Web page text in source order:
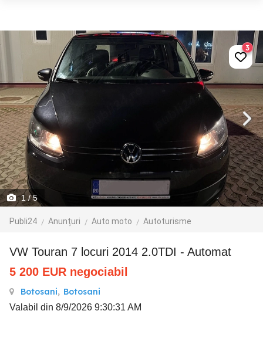
1/ 5
Publi24 Anunțuri Auto moto Autoturisme
3
VW Touran 7 locuri 2014 2.0TDI - Automat
5 200 EUR negociabil
Botosani, Botosani
Valabil din 8/9/2026 9:30:31 AM